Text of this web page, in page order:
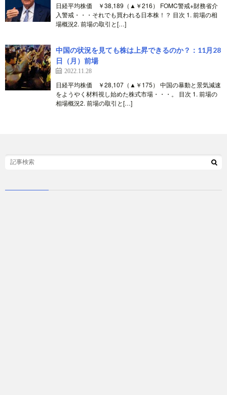
日経平均株価 ￥38,189（▲￥216） FOMC警戒+財務省介
入警戒・・・それでも買われる日本株！？ 目次 1. 前場の相
場概況2. 前場の取引と[…]
中国の状況を見ても株は上昇できるのか？：11月28
日（月）前場
2022.11.28
日経平均株価 ￥28,107（▲￥175） 中国の暴動と景気減速
をようやく材料視し始めた株式市場・・・。 目次 1. 前場の
相場概況2. 前場の取引と[…]